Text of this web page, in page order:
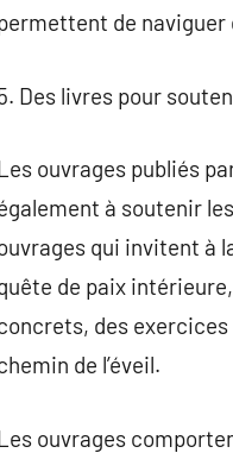
de naviguer
Des livres pour
ouvrages publiés
à soutenir
qui invitent à
de paix
des
de l’éveil.
ouvrages